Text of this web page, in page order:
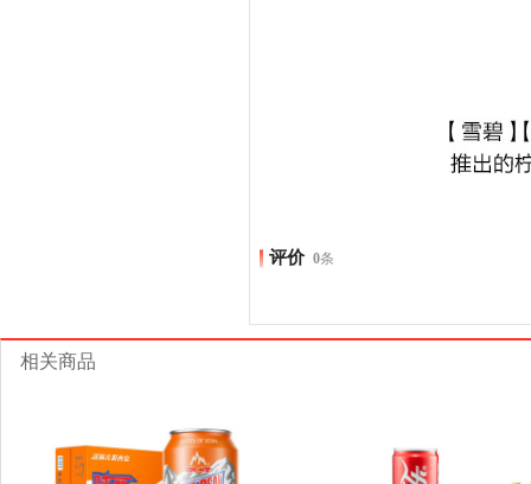
评价 0条
相关商品